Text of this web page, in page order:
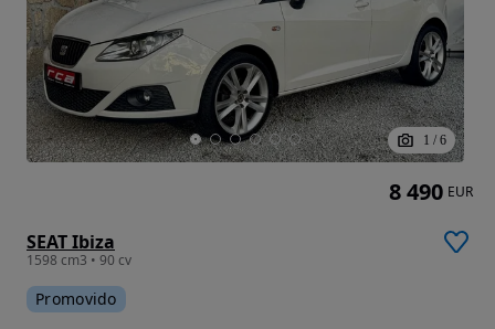
1 / 6
SEAT Ibiza
1598 cm3 • 90 cv
Promovido
8 490 EUR